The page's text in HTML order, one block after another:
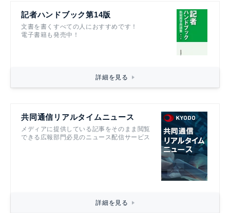
記者ハンドブック第14版
文書を書くすべての人におすすめです！
電子書籍も発売中！
詳細を見る
共同通信リアルタイムニュース
メディアに提供している記事をそのまま閲覧
できる広報部門必見のニュース配信サービス
詳細を見る